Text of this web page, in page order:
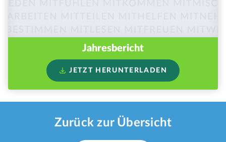
Jahresbericht
JETZT HERUNTERLADEN
Zurück zur Übersicht